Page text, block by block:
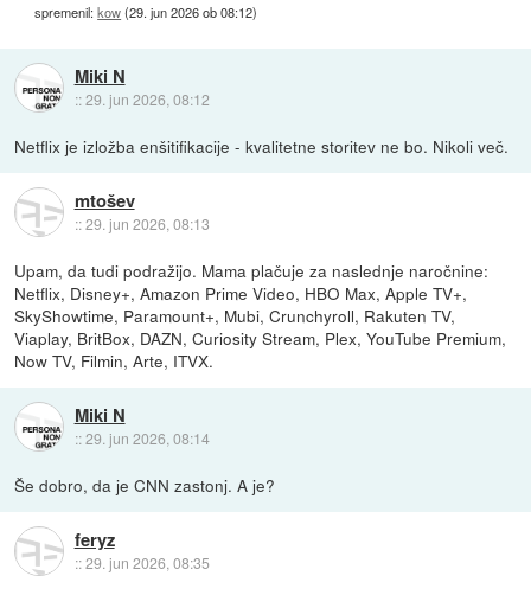
spremenil:kow(29. jun 2026 ob 08:12)
Miki N
::29. jun 2026, 08:12
Netflix je izložba enšitifikacije - kvalitetne storitev ne bo. Nikoli več.
mtošev
::29. jun 2026, 08:13
Upam, da tudi podražijo. Mama plačuje za naslednje naročnine:
Netflix, Disney+, Amazon Prime Video, HBO Max, Apple TV+,
SkyShowtime, Paramount+, Mubi, Crunchyroll, Rakuten TV,
Viaplay, BritBox, DAZN, Curiosity Stream, Plex, YouTube Premium,
Now TV, Filmin, Arte, ITVX.
Miki N
::29. jun 2026, 08:14
Še dobro, da je CNN zastonj. A je?
feryz
::29. jun 2026, 08:35